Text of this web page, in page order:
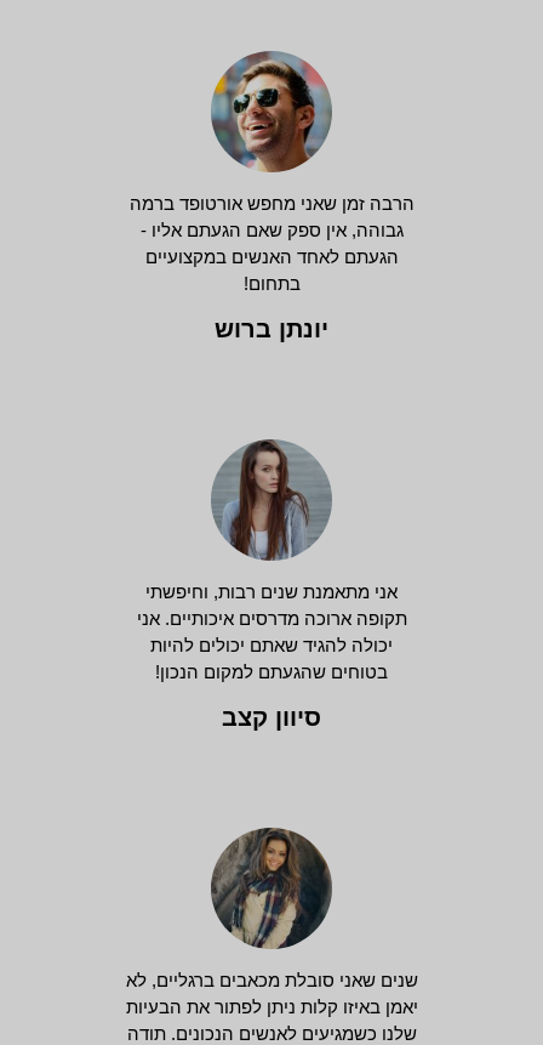
הרבה זמן שאני מחפש אורטופד ברמה
גבוהה, אין ספק שאם הגעתם אליו -
הגעתם לאחד האנשים במקצועיים
בתחום!
יונתן ברוש
אני מתאמנת שנים רבות, וחיפשתי
תקופה ארוכה מדרסים איכותיים. אני
יכולה להגיד שאתם יכולים להיות
בטוחים שהגעתם למקום הנכון!
סיוון קצב
שנים שאני סובלת מכאבים ברגליים, לא
יאמן באיזו קלות ניתן לפתור את הבעיות
שלנו כשמגיעים לאנשים הנכונים. תודה